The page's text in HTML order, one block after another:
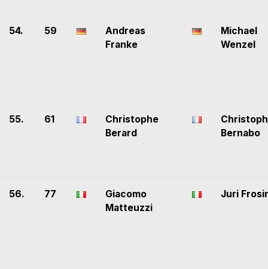
54. 59
Andreas
Franke
Michael
Wenzel
55. 61
Christophe
Berard
Bernabo
56. 77
Giacomo
Matteuzzi
Juri